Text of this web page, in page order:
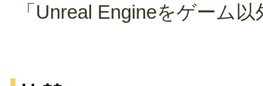
「Unreal Engineをゲーム